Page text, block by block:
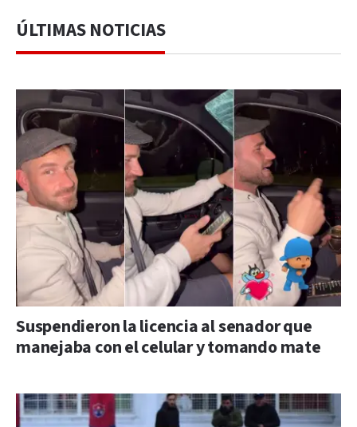
ÚLTIMAS NOTICIAS
Suspendieron la licencia al senador que
manejaba con el celular y tomando mate